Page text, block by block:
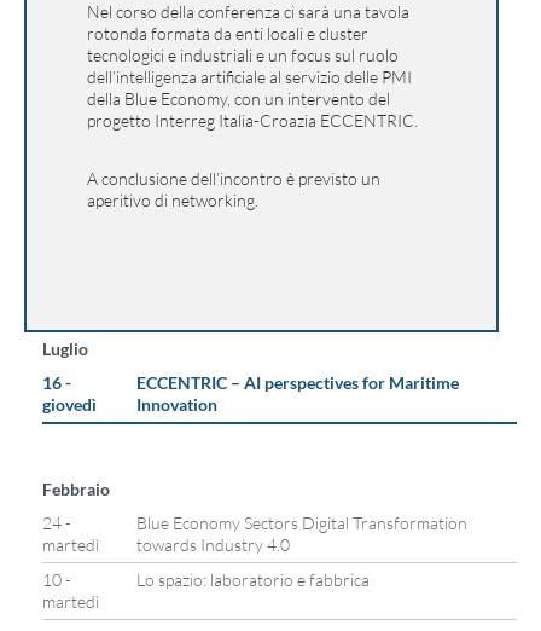
Nel corso della conferenza ci sarà una tavola
rotonda formata da enti locali e cluster
tecnologici e industriali e un focus sul ruolo
dell’intelligenza artificiale al servizio delle PMI
della Blue Economy, con un intervento del
progetto Interreg Italia-Croazia ECCENTRIC.
A conclusione dell’incontro è previsto un
aperitivo di networking.
Luglio
16 -
giovedì
ECCENTRIC – AI perspectives for Maritime
Innovation
Febbraio
24 -
martedì
Blue Economy Sectors Digital Transformation
towards Industry 4.0
10 -
martedì
Lo spazio: laboratorio e fabbrica